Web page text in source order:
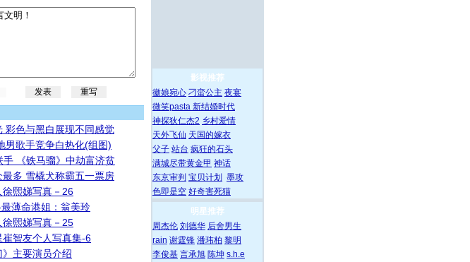
彩色与黑白展现不同感觉
男歌手竞争白热化(组图)
手 《铁马骝》中劫富济贫
最多 雪橇犬称霸五一票房
熙娣写真－26
薄命港姐：翁美玲
熙娣写真－25
智友个人写真集-6
主要演员介绍
影视推荐
徽娘宛心 刁蛮公主 夜宴
微笑pasta 新结婚时代
神探狄仁杰2 乡村爱情
天外飞仙 天国的嫁衣
父子 站台 疯狂的石头
满城尽带黄金甲 神话
东京审判 宝贝计划
墨攻
色即是空 好奇害死猫
明星推荐
周杰伦 刘德华 后舍男生
rain 谢霆锋 潘玮柏 黎明
李俊基 言承旭 陈坤 s.h.e